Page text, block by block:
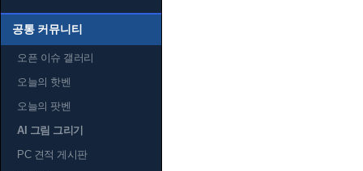
공통 커뮤니티
오픈 이슈 갤러리
오늘의 핫벤
오늘의 팟벤
AI 그림 그리기
PC 견적 게시판